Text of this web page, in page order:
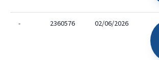
- 2360576 02/06/2026